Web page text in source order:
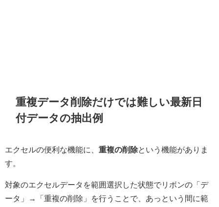
重複データ削除だけでは難しい最新日
付データの抽出例
エクセルの便利な機能に、 重複の削除という機能がありま
す。
対象のエクセルデータを範囲選択した状態でリボンの「デ
ータ」→「重複の削除」を行うことで、あっという間に範